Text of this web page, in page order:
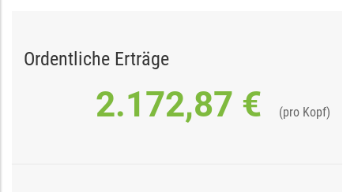
Ordentliche Erträge
2.172,87 € (pro Kopf)